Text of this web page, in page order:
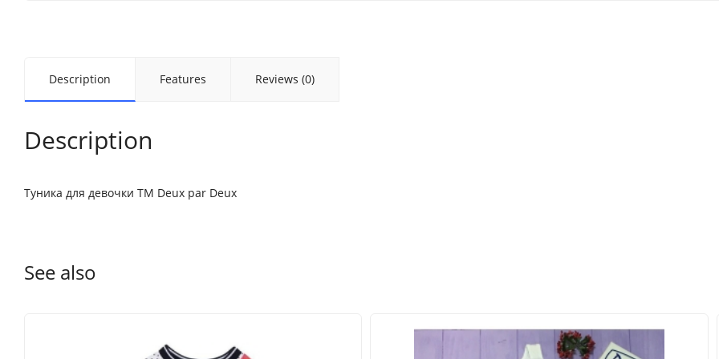
Description Features Reviews (0)
Description
Туника для девочки ТМ Deux par Deux
See also